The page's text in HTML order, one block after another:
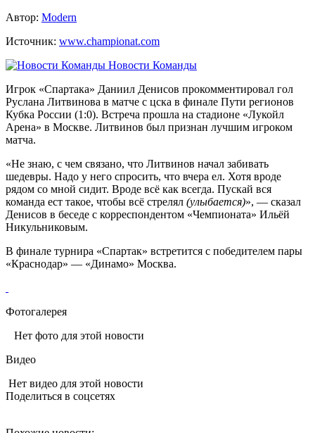
Автор: Modern
Источник: www.championat.com
Новости Команды
Игрок «Спартака» Даниил Денисов прокомментировал гол
Руслана Литвинова в матче с цска в финале Пути регионов
Кубка России (1:0). Встреча прошла на стадионе «Лукойл
Арена» в Москве. Литвинов был признан лучшим игроком
матча.
«Не знаю, с чем связано, что Литвинов начал забивать
шедевры. Надо у него спросить, что вчера ел. Хотя вроде
рядом со мной сидит. Вроде всё как всегда. Пускай вся
команда ест такое, чтобы всё стрелял (улыбается)», — сказал
Денисов в беседе с корреспондентом «Чемпионата» Ильёй
Никульниковым.
В финале турнира «Спартак» встретится с победителем пары
«Краснодар» — «Динамо» Москва.
Фотогалерея
Нет фото для этой новости
Видео
Нет видео для этой новости
Поделиться в соцсетях